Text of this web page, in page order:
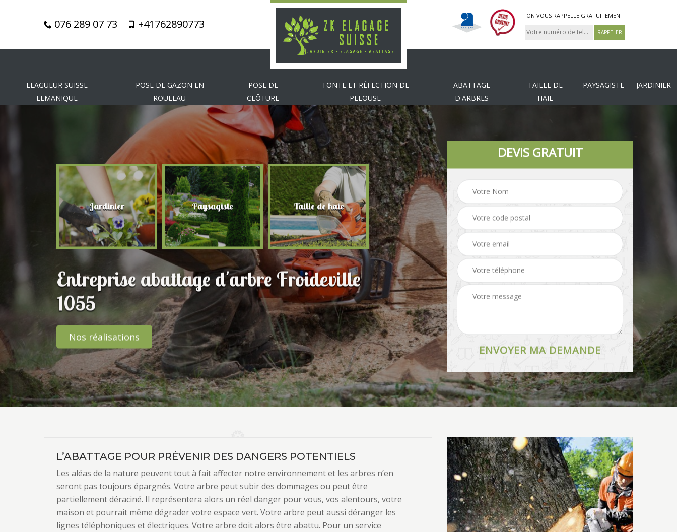
076 289 07 73 +41762890773
ON VOUS RAPPELLE GRATUITEMENT
ELAGUEUR SUISSE
LEMANIQUE
POSE DE GAZON EN
ROULEAU
POSE DE
CLÔTURE
TONTE ET RÉFECTION DE
PELOUSE
ABATTAGE
D'ARBRES
TAILLE DE
HAIE
PAYSAGISTE JARDINIER
Jardinier Paysagiste Taille de haie Abattage d'arbres Tonte et réfection de Pose de clôture
Entreprise abattage d'arbre Froideville
1055
Nos réalisations
DEVIS GRATUIT
L’ABATTAGE POUR PRÉVENIR DES DANGERS POTENTIELS
Les aléas de la nature peuvent tout à fait affecter notre environnement et les arbres n’en
seront pas toujours épargnés. Votre arbre peut subir des dommages ou peut être
partiellement déraciné. Il représentera alors un réel danger pour vous, vos alentours, votre
maison et pourrait même dégrader votre espace vert. Votre arbre peut aussi déranger les
lignes téléphoniques et électriques. Votre arbre doit alors être abattu. Pour un service